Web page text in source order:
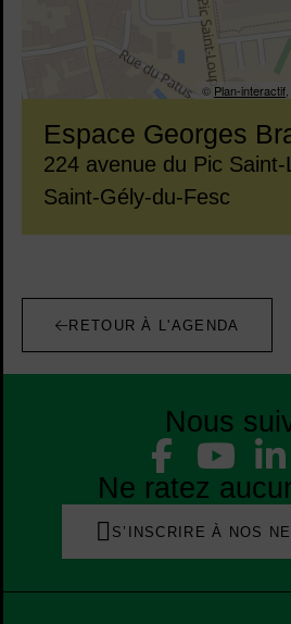
© Plan-interactif
Espace Georges
Adresse :
224 avenue du Pic
Saint-Gély-du-Fesc
RETOUR À L'AGENDA
Nous Liste
Liste
Ne ratez
S’INSCRIRE À NOS